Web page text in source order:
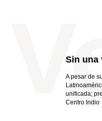
Sin una
A pesar de
unificada;
Centro Indio